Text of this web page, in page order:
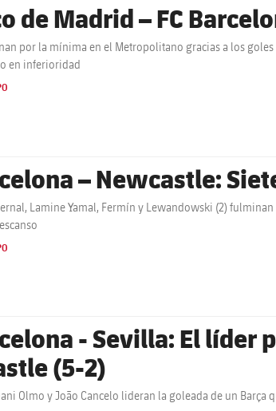
de Madrid – FC
por la mínima en el Metropolitano gracias a los
en inferioridad
– Newcastle:
Lamine Yamal, Fermín y Lewandowski (2)
- Sevilla: El
(5-2)
Olmo y João Cancelo lideran la goleada de un Barça